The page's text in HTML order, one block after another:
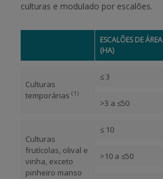
culturas e modulado por escalões.
ESCALÕES DE ÁREA
(HA)
Culturas
temporárias (1)
≤ 3
>3 a ≤50
Culturas
frutícolas, olival e
vinha, exceto
pinheiro manso
≤ 10
>10 a ≤50